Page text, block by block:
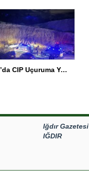
Bolu’da CIP Uçuruma Yuvarlandı: 2 Ölü, 1 Yaralı
Iğdır Gazetesi
IĞDIR